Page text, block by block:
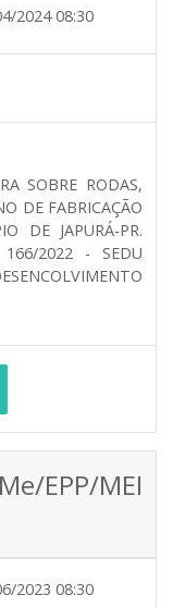
2024 08:30
SOBRE RODAS,
DE FABRICAÇÃO
DE JAPURÁ-PR.
166/2022 - SEDU
EPP/MEI
2023 08:30